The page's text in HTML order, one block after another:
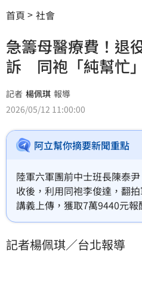
首頁 社會
急籌母醫療費！退
訴 同袍「純幫忙
記者 楊佩琪 報導
2026/05/12 11:00:00
阿立幫你摘要新聞重點
陸軍六軍團前中士班長陳泰
收後，利用同袍李俊達，翻
講義上傳，獲取7萬9440元
題，且急須為病重的母親籌
治罪條例起訴陳、李2人。
記者楊佩琪／台北報導